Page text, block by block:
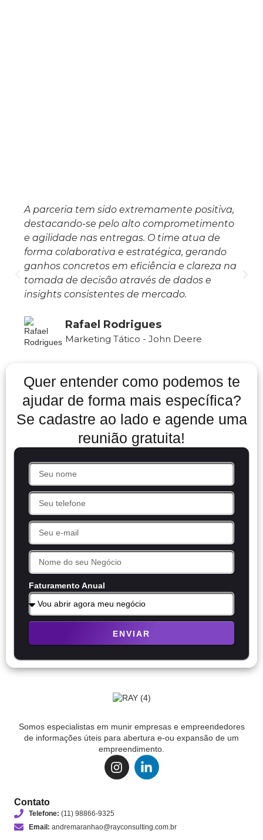
A parceria tem sido extremamente positiva,
destacando-se pelo alto comprometimento
e agilidade nas entregas. O time atua de
forma colaborativa e estratégica, gerando
ganhos concretos em eficiência e clareza na
tomada de decisão através de dados e
insights consistentes de mercado.
Rafael Rodrigues
Marketing Tático - John Deere
Quer entender como podemos te
ajudar de forma mais específica?
Se cadastre ao lado e agende uma
reunião gratuita!
Faturamento Anual
ENVIAR
Somos especialistas em munir empresas e empreendedores
de informações úteis para abertura e-ou expansão de um
empreendimento.
Contato
Telefone: (11) 98866-9325
Email: andremaranhao@rayconsulting.com.br